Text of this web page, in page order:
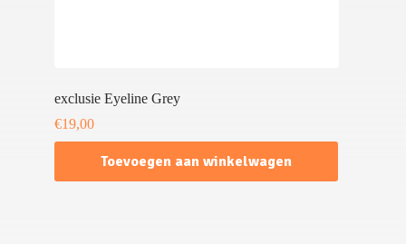
exclusie Eyeline Grey
€19,00
Toevoegen aan winkelwagen